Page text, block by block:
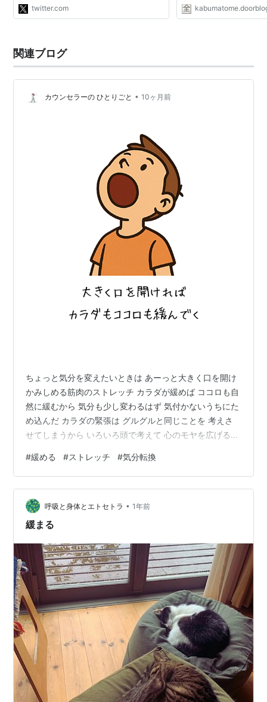
twitter.com
関連ブログ
カウンセラーの ひとりごと • 10ヶ月前
ちょっと気分を変えたいときは あーっと大きく口を開け
かみしめる筋肉のストレッチ カラダが緩めば ココロも自
然に緩むから 気分も少し変わるはず 気付かないうちにた
め込んだ カラダの緊張は グルグルと同じことを 考えさ
せてしまうから いろいろ頭で考えて 心のモヤを広げる前
あなたにとって 素敵な今日でありますように✨
▽▽▽▽▽▽ カウンセリングの現場から生まれた「心を
ちょっと強くする」ヒント°˖✧ もっと素敵な明日のため
にカウンセリングを活用して明日を彩る自分磨き✨
□□□□□□□□□□□□□□□□□□□□□□□□ ◆ウェ
#緩める #ストレッチ #気分転換
呼吸と身体とエトセトラ • 1年前
緩まる